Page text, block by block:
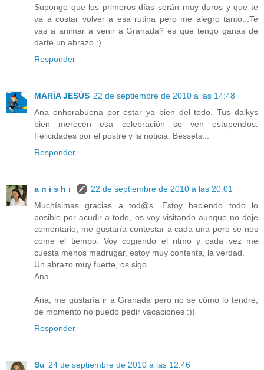
Supongo que los primeros días serán muy duros y que te
va a costar volver a esa rutina pero me alegro tanto...Te
vas a animar a venir a Granada? es que tengo ganas de
darte un abrazo :)
Responder
MARÍA JESÚS 22 de septiembre de 2010 a las 14:48
Ana enhorabuena por estar ya bien del todo. Tus dalkys
bien merecen esa celebración se ven estupendos.
Felicidades por el postre y la noticia. Bessets...
Responder
a n i s h i
22 de septiembre de 2010 a las 20:01
Muchísimas gracias a tod@s. Estoy haciendo todo lo
posible por acudir a todo, os voy visitando aunque no deje
comentario, me gustaría contestar a cada una pero se nos
come el tiempo. Voy cogiendo el ritmo y cada vez me
cuesta menos madrugar, estoy muy contenta, la verdad.
Un abrazo muy fuerte, os sigo.
Ana
Ana, me gustaría ir a Granada pero no se cómo lo tendré,
de momento no puedo pedir vacaciones :))
Responder
Su 24 de septiembre de 2010 a las 12:46